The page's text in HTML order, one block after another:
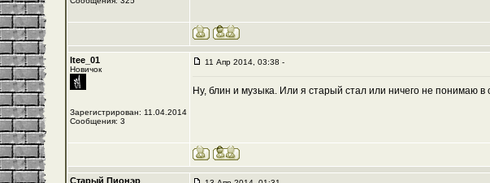
Itee_01
Новичок
Зарегистрирован: 11.04.2014
Сообщения: 3
11 Апр 2014, 03:38 -
Ну, блин и музыка. Или я старый стал или ничего не понимаю в
Старый Пионэр